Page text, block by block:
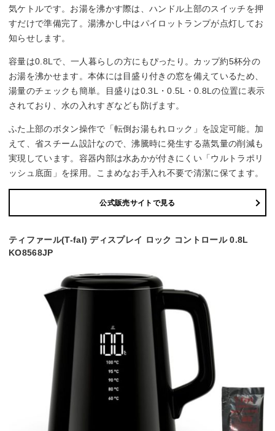
–
転倒湯漏れ防止
○
蓋の取り外し
○
気ケトルです。お湯を沸かす際は、ハンドル上部のスイッチを押
すだけで準備完了。湯沸かし中はパイロットランプが点灯してお
知らせします。
容量は0.8Lで、一人暮らしの方にもぴったり。カップ約5杯分の
お湯を沸かせます。本体には目盛り付きの窓を備えているため、
湯量のチェックも簡単。目盛りは0.3L・0.5L・0.8Lの位置に表示
されており、水の入れすぎなども防げます。
ふた上部のボタン操作で「転倒お湯もれロック」を設定可能。加
えて、省スチーム設計なので、沸騰時に発生する蒸気量の削減も
実現しています。容器内部は水あかが付きにくい「ウルトラポリ
ッシュ底面」を採用。こまめなお手入れ不要で清潔に保てます。
公式販売サイトで見る
ティファール(T-fal) ディスプレイ ロック コントロール 0.8L
KO8568JP